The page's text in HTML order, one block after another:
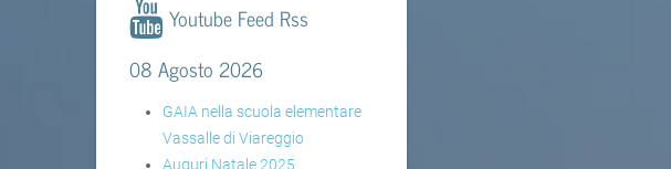
Youtube Feed Rss
08 Agosto 2026
GAIA nella scuola elementare
Vassalle di Viareggio
Auguri Natale 2025